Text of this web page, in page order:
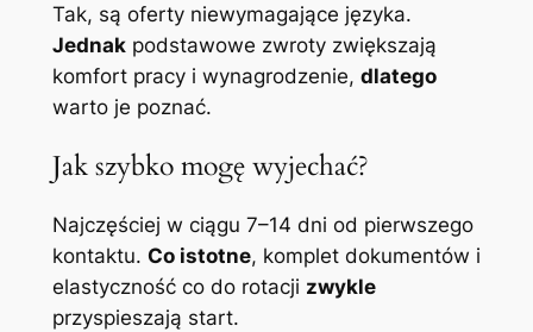
Tak, są oferty niewymagające języka.
Jednakpodstawowe zwroty zwiększają
komfort pracy i wynagrodzenie, dlatego
warto je poznać.
Jak szybko mogę wyjechać?
Najczęściej w ciągu 7–14 dni od pierwszego
kontaktu. Co istotne, komplet dokumentów i
elastyczność co do rotacji zwykle
przyspieszają start.